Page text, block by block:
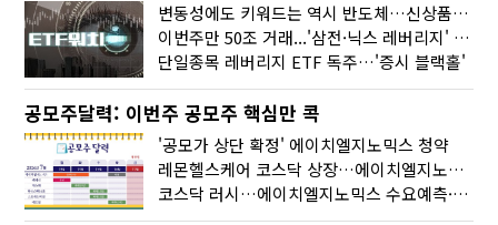
변동성에도 키워드는 역시 반도체…신상품은 우주·방산
이번주만 50조 거래...'삼전·닉스 레버리지' 수익률은 -30%
단일종목 레버리지 ETF 독주…'증시 블랙홀'
공모주달력: 이번주 공모주 핵심만 콕
'공모가 상단 확정' 에이치엘지노믹스 청약
레몬헬스케어 코스닥 상장…에이치엘지노믹스 수요예측
코스닥 러시…에이치엘지노믹스 수요예측·레메디 청약